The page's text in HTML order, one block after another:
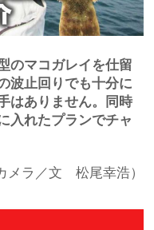
のマコガレイを仕留
波止回りでも十分に
はありません。同時
入れたプランでチャ
メラ／文 松尾幸浩）